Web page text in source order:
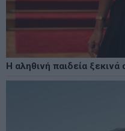
Η αληθινή παιδεία